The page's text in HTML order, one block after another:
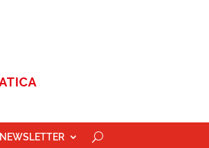
NEWSLETTER